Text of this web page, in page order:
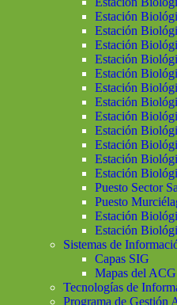
Estación
Estación
Estación
Estación
Estación
Estación
Estación
Estación
Estación
Estación
Estación
Estación
Puesto Sector
Puesto
Estación
Estación
Sistemas de
Capas SIG
Mapas del ACG
Tecnologías de
Programa de Gestión